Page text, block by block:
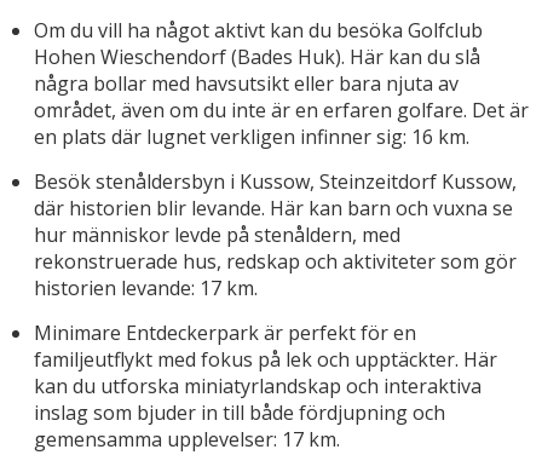
Om du vill ha något aktivt kan du besöka Golfclub
Hohen Wieschendorf (Bades Huk). Här kan du slå
några bollar med havsutsikt eller bara njuta av
området, även om du inte är en erfaren golfare. Det är
en plats där lugnet verkligen infinner sig: 16 km.
Besök stenåldersbyn i Kussow, Steinzeitdorf Kussow,
där historien blir levande. Här kan barn och vuxna se
hur människor levde på stenåldern, med
rekonstruerade hus, redskap och aktiviteter som gör
historien levande: 17 km.
Minimare Entdeckerpark är perfekt för en
familjeutflykt med fokus på lek och upptäckter. Här
kan du utforska miniatyrlandskap och interaktiva
inslag som bjuder in till både fördjupning och
gemensamma upplevelser: 17 km.